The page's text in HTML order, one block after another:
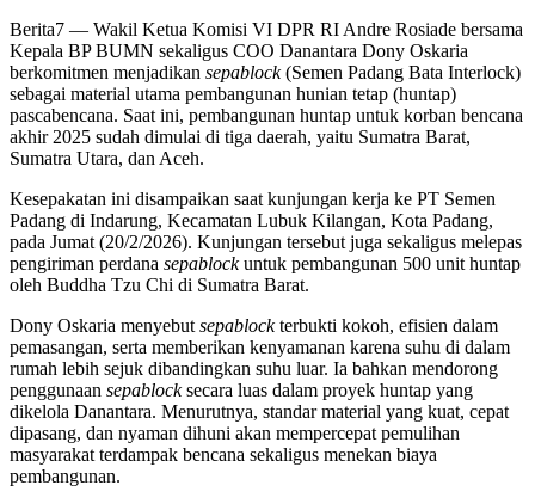
Berita7 — Wakil Ketua Komisi VI DPR RI Andre Rosiade bersama
Kepala BP BUMN sekaligus COO Danantara Dony Oskaria
berkomitmen menjadikan sepablock(Semen Padang Bata Interlock)
sebagai material utama pembangunan hunian tetap (huntap)
pascabencana. Saat ini, pembangunan huntap untuk korban bencana
akhir 2025 sudah dimulai di tiga daerah, yaitu Sumatra Barat,
Sumatra Utara, dan Aceh.
Kesepakatan ini disampaikan saat kunjungan kerja ke PT Semen
Padang di Indarung, Kecamatan Lubuk Kilangan, Kota Padang,
pada Jumat (20/2/2026). Kunjungan tersebut juga sekaligus melepas
pengiriman perdana sepablockuntuk pembangunan 500 unit huntap
oleh Buddha Tzu Chi di Sumatra Barat.
Dony Oskaria menyebut sepablockterbukti kokoh, efisien dalam
pemasangan, serta memberikan kenyamanan karena suhu di dalam
rumah lebih sejuk dibandingkan suhu luar. Ia bahkan mendorong
penggunaan sepablocksecara luas dalam proyek huntap yang
dikelola Danantara. Menurutnya, standar material yang kuat, cepat
dipasang, dan nyaman dihuni akan mempercepat pemulihan
masyarakat terdampak bencana sekaligus menekan biaya
pembangunan.